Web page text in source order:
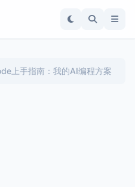
上手指南：我的AI编程方案